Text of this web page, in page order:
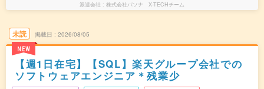
派遣会社 株式会社パソナ X-TECHチーム
未読
NEW
掲載日 2026/08/05
【週1日在宅】【SQL】楽天グループ会社での
ソフトウェアエンジニア＊残業少